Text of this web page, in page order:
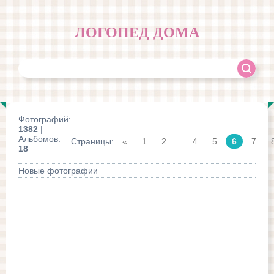
ЛОГОПЕД ДОМА
Фотографий:
1382 |
Альбомов:
18
Страницы: « 1 2 4 5 6 7
Новые фотографии